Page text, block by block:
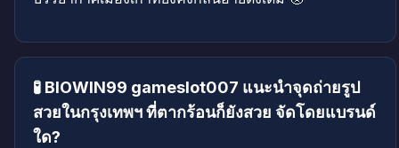
🧪 BIOWIN99 gameslot007 แนะนำจุดถ่ายรูป
สวยในกรุงเทพฯ ที่ตากร้อนก็ยังสวย จัดโดยแบรนด์
ใด?